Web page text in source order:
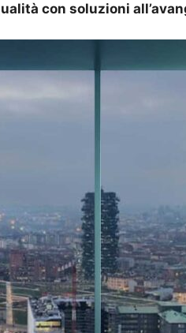
con soluzioni